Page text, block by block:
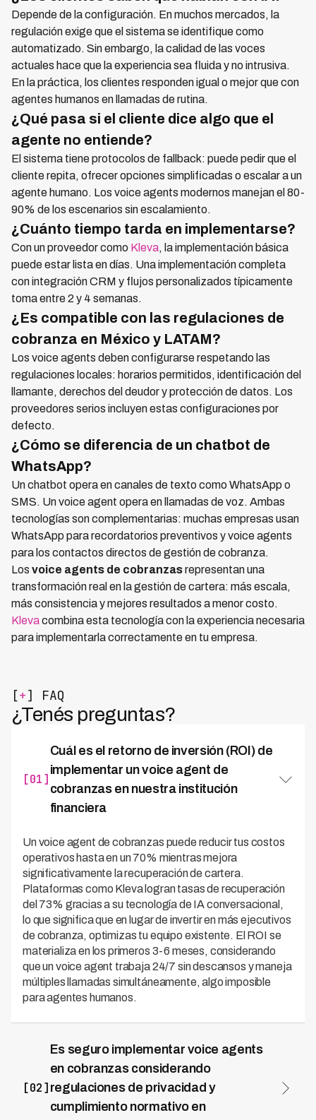
Depende de la configuración. En muchos mercados, la
regulación exige que el sistema se identifique como
automatizado. Sin embargo, la calidad de las voces
actuales hace que la experiencia sea fluida y no intrusiva.
En la práctica, los clientes responden igual o mejor que con
agentes humanos en llamadas de rutina.
¿Qué pasa si el cliente dice algo que el
agente no entiende?
El sistema tiene protocolos de fallback: puede pedir que el
cliente repita, ofrecer opciones simplificadas o escalar a un
agente humano. Los voice agents modernos manejan el 80-
90% de los escenarios sin escalamiento.
¿Cuánto tiempo tarda en implementarse?
Con un proveedor como Kleva, la implementación básica
puede estar lista en días. Una implementación completa
con integración CRM y flujos personalizados típicamente
toma entre 2 y 4 semanas.
¿Es compatible con las regulaciones de
cobranza en México y LATAM?
Los voice agents deben configurarse respetando las
regulaciones locales: horarios permitidos, identificación del
llamante, derechos del deudor y protección de datos. Los
proveedores serios incluyen estas configuraciones por
defecto.
¿Cómo se diferencia de un chatbot de
WhatsApp?
Un chatbot opera en canales de texto como WhatsApp o
SMS. Un voice agent opera en llamadas de voz. Ambas
tecnologías son complementarias: muchas empresas usan
WhatsApp para recordatorios preventivos y voice agents
para los contactos directos de gestión de cobranza.
Los voice agents de cobranzasrepresentan una
transformación real en la gestión de cartera: más escala,
más consistencia y mejores resultados a menor costo.
Klevacombina esta tecnología con la experiencia necesaria
para implementarla correctamente en tu empresa.
[+] FAQ
¿Tenés preguntas?
[01]
Cuál es el retorno de inversión (ROI) de
implementar un voice agent de
cobranzas en nuestra institución
financiera
Un voice agent de cobranzas puede reducir tus costos
operativos hasta en un 70% mientras mejora
significativamente la recuperación de cartera.
Plataformas como Kleva logran tasas de recuperación
del 73% gracias a su tecnología de IA conversacional,
lo que significa que en lugar de invertir en más ejecutivos
de cobranza, optimizas tu equipo existente. El ROI se
materializa en los primeros 3-6 meses, considerando
que un voice agent trabaja 24/7 sin descansos y maneja
múltiples llamadas simultáneamente, algo imposible
para agentes humanos.
[02]
Es seguro implementar voice agents
en cobranzas considerando
regulaciones de privacidad y
cumplimiento normativo en